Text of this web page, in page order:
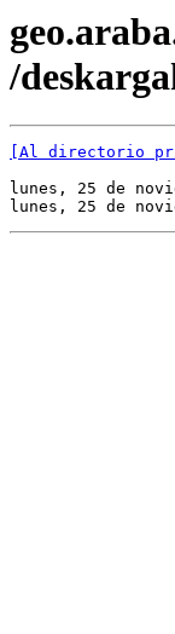
/
[Al directorio
lunes, 25 de
lunes, 25 de